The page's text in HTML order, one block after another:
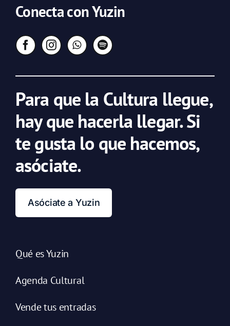
Conecta con Yuzin
Para que la Cultura llegue,
hay que hacerla llegar. Si
te gusta lo que hacemos,
asóciate.
Asóciate a Yuzin
Qué es Yuzin
Agenda Cultural
Vende tus entradas